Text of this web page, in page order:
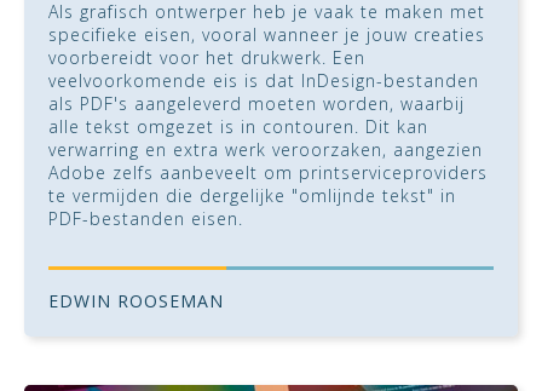
Als grafisch ontwerper heb je vaak te maken met
specifieke eisen, vooral wanneer je jouw creaties
voorbereidt voor het drukwerk. Een
veelvoorkomende eis is dat InDesign-bestanden
als PDF's aangeleverd moeten worden, waarbij
alle tekst omgezet is in contouren. Dit kan
verwarring en extra werk veroorzaken, aangezien
Adobe zelfs aanbeveelt om printserviceproviders
te vermijden die dergelijke "omlijnde tekst" in
PDF-bestanden eisen.
EDWIN ROOSEMAN